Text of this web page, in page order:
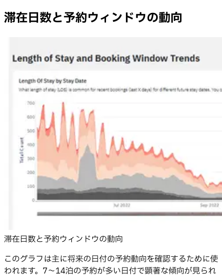
滞在日数と予約ウィンドウの動向
滞在日数と予約ウィンドウの動向
このグラフは主に将来の日付の予約動向を確認するために使
われます。7〜14泊の予約が多い日付で顕著な傾向が見られ